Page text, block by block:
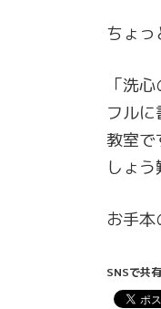
ちょっ
「洗
フル
教室で
しょ
お手本
SNSで共